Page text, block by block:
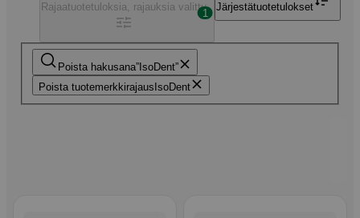
Poista hakusana IsoDent
Poista tuotemerkkirajaus IsoDent
Rajaatuotetuloksia, rajauksia valittu
1
Järjestätuotetulokset